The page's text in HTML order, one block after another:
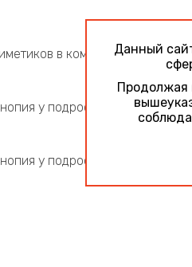
в комплексном
у подростков и лиц
у подростков и лиц
Данный
Продолжая